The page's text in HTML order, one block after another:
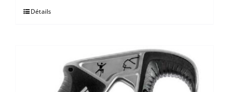
Détails